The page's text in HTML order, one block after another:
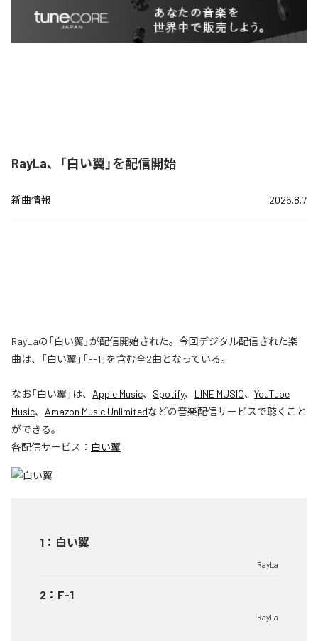
RayLa、「白い翼」を配信開始
新曲情報 2026.8.7
RayLaの「白い翼」が配信開始された。今回デジタル配信された楽
曲は、「白い翼」「F-1」を含む全2曲となっている。
なお「白い翼 」は、 Apple Music、 Spotify、 LINE MUSIC、 YouTube
Music、 Amazon Music Unlimitedなどの音楽配信サービスで聴くこと
ができる。
各配信サービス： 白い翼
1 ： 白い翼
RayLa
2 ： F-1
RayLa